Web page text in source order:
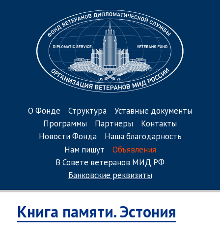
О Фонде Структура
Уставные документы
Программы
Партнеры
Контакты
Новости Фонда
Наша благодарность
Нам пишут
Объявления
В Совете ветеранов МИД РФ
Банковские реквизиты
Книга памяти. Эстония